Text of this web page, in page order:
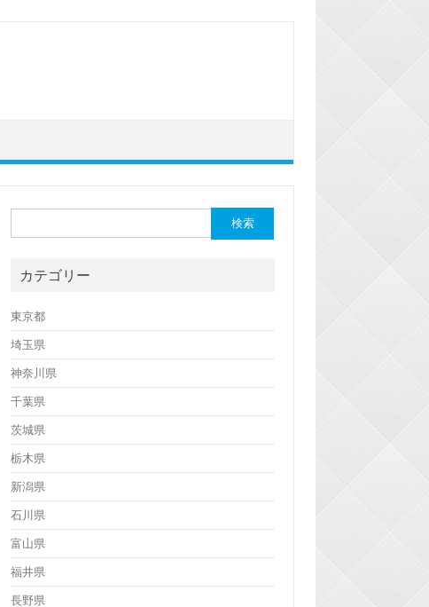
索:
カテゴリー
東京都
埼玉県
神奈川県
千葉県
茨城県
栃木県
新潟県
石川県
富山県
福井県
長野県